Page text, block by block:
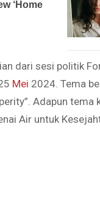
dari sesi politik
Mei 2024. Tema
Adapun
Air untuk